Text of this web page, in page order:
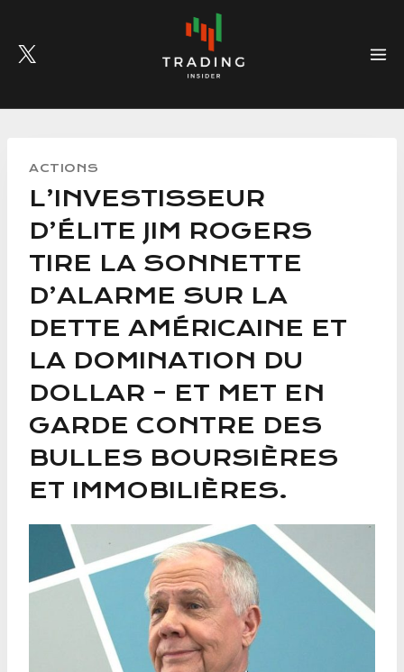
content
ACTIONS
L’INVESTISSEUR
D’ÉLITE JIM ROGERS
TIRE LA SONNETTE
D’ALARME SUR LA
DETTE AMÉRICAINE ET
LA DOMINATION DU
DOLLAR – ET MET EN
GARDE CONTRE DES
BULLES BOURSIÈRES
ET IMMOBILIÈRES.